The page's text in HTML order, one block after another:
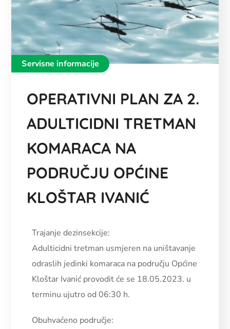
Servisne informacije
OPERATIVNI PLAN ZA 2.
ADULTICIDNI TRETMAN
KOMARACA NA
PODRUČJU OPĆINE
KLOŠTAR IVANIĆ
Trajanje dezinsekcije:
Adulticidni tretman usmjeren na uništavanje
odraslih jedinki komaraca na području Općine
Kloštar Ivanić provodit će se 18.05.2023. u
terminu ujutro od 06:30 h.
Obuhvaćeno područje: